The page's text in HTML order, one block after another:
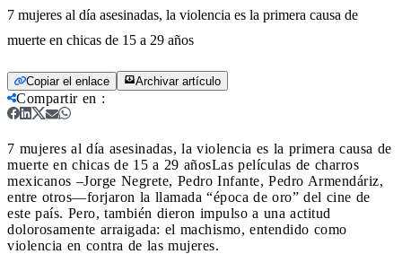
7 mujeres al día asesinadas, la violencia es la primera causa de
muerte en chicas de 15 a 29 años
Copiar el enlace Archivar artículo
Compartir en :
7 mujeres al día asesinadas, la violencia es la primera causa de
muerte en chicas de 15 a 29 añosLas películas de charros
mexicanos –Jorge Negrete, Pedro Infante, Pedro Armendáriz,
entre otros—forjaron la llamada “época de oro” del cine de
este país. Pero, también dieron impulso a una actitud
dolorosamente arraigada: el machismo, entendido como
violencia en contra de las mujeres.